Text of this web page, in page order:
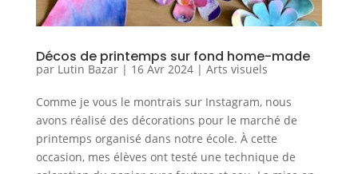
Décos de printemps sur fond home-made
par Lutin Bazar| 16 Avr 2024| Arts visuels
Comme je vous le montrais sur Instagram, nous
avons réalisé des décorations pour le marché de
printemps organisé dans notre école. À cette
occasion, mes élèves ont testé une technique de